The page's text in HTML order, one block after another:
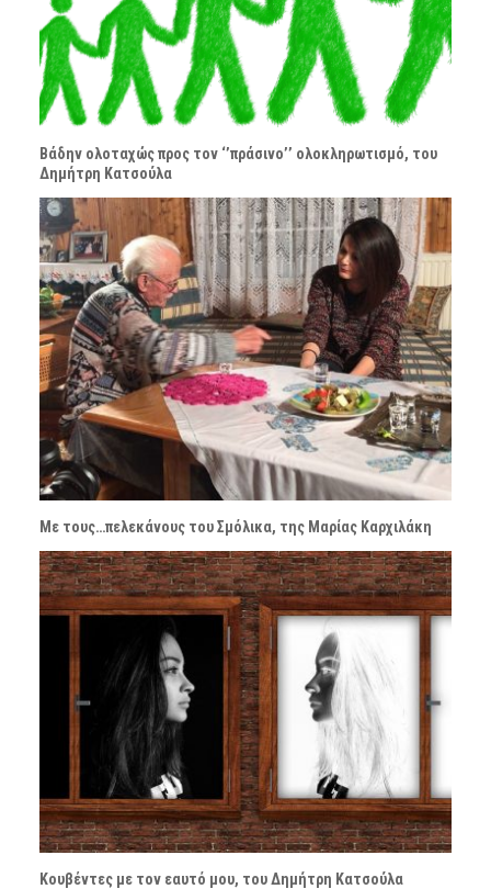
Βάδην ολοταχώς προς τον ‘’πράσινο’’ ολοκληρωτισμό, του
Δημήτρη Κατσούλα
Με τους…πελεκάνους του Σμόλικα, της Μαρίας Καρχιλάκη
Κουβέντες με τον εαυτό μου, του Δημήτρη Κατσούλα